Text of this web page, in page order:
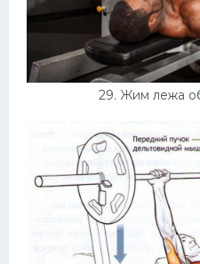
29. Жим лежа